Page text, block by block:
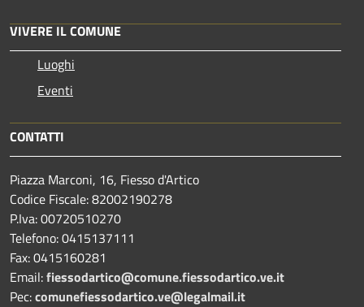
VIVERE IL COMUNE
Luoghi
Eventi
CONTATTI
Piazza Marconi, 16, Fiesso d'Artico
Codice Fiscale: 82002190278
P.Iva: 00720510270
Telefono:0415137111
Fax:0415160281
Email:fiessodartico@comune.fiessodartico.ve.it
Pec:comunefiessodartico.ve@legalmail.it